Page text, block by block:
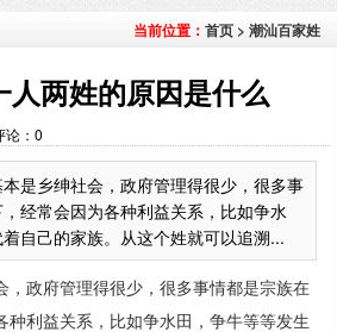
当前位置： 首页 > 潮汕百家姓
两姓的原因是什么
： 0
是乡绅社会，政府管理得很少，很多事
经常会因为各种利益关系，比如争水
己的家族。从这个姓就可以追溯...
，政府管理得很少，很多事情都是宗族在
利益关系，比如争水田，争牛等等发生